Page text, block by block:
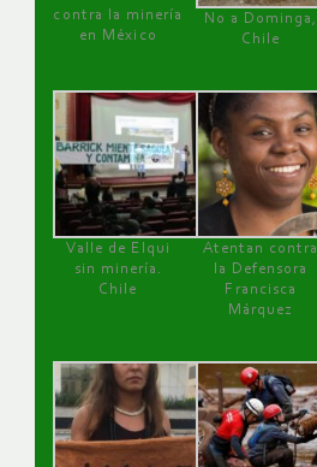
contra la minería
en México
No a Dominga,
Chile
Valle de Elqui
sin minería.
Chile
Atentan contra
la Defensora
Francisca
Márquez